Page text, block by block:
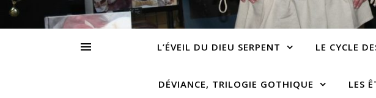
L’ÉVEIL DU DIEU SERPENT LE CYCLE
DÉVIANCE, TRILOGIE GOTHIQUE LES